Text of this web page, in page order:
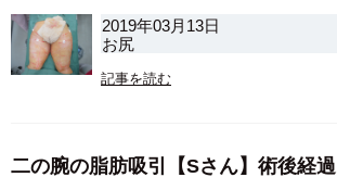
2019年03月13日
お尻
記事を読む
二の腕の脂肪吸引【Sさん】術後経過